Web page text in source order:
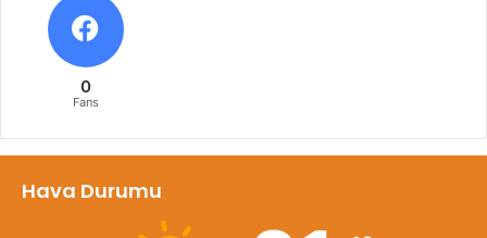
0
Fans
Hava Durumu